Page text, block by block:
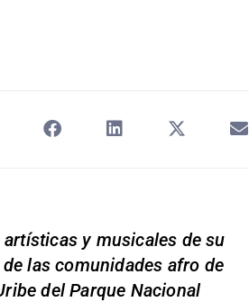
y musicales de su
las comunidades afro de
del Parque Nacional